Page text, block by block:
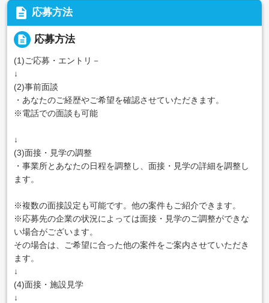
description 応募方法
description 応募方法
(1)ご応募・エントリ－
↓
(2)事前面談
・あなたのご経歴やご希望を確認させていただきます。
※電話での面談も可能
↓
(3)面接・見学の調整
・事業所とあなたの日程を調整し、面接・見学の詳細を調整し
ます。
※複数の面接設定も可能です。他の案件もご紹介できます。
※応募先の企業の状況によっては面接・見学のご調整ができな
い場合がございます。
その場合は、ご希望に合った他の案件をご案内させていただき
ます。
↓
(4)面接・施設見学
↓